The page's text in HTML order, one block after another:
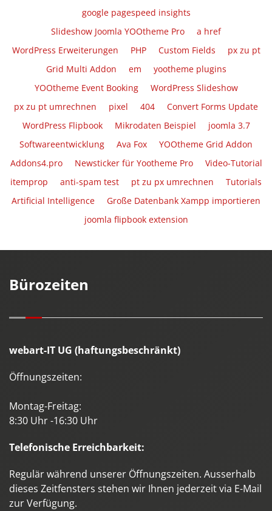
google pagespeed insights
Slideshow Joomla YOOtheme Pro
a href
WordPress Erweiterungen
PHP Custom Fields
px zu pt
Grid Multi Addon
em
yootheme plugins
YOOtheme Event Booking
WordPress Slideshow
px zu pt umrechnen
pixel 404
Convert Forms Update
WordPress Flipbook
Mikrodaten Beispiel
joomla 3.7
Softwareentwicklung
Ava Fox
YOOtheme Grid Addon
Addons4.pro
Newsticker für Yootheme Pro
Video-Tutorial
itemprop
anti-spam test pt zu px umrechnen
Tutorials
Artificial Intelligence
Große Datenbank Xampp importieren
joomla flipbook extension
Bürozeiten
webart-IT UG (haftungsbeschränkt)
Öffnungszeiten:
Montag-Freitag:
8:30 Uhr -16:30 Uhr
Telefonische Erreichbarkeit:
Regulär während unserer Öffnungszeiten. Ausserhalb
dieses Zeitfensters stehen wir Ihnen jederzeit via E-Mail
zur Verfügung.